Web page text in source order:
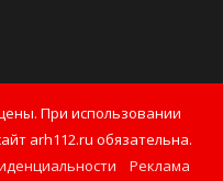
При использовании
arh112.ru обязательна.
Реклама